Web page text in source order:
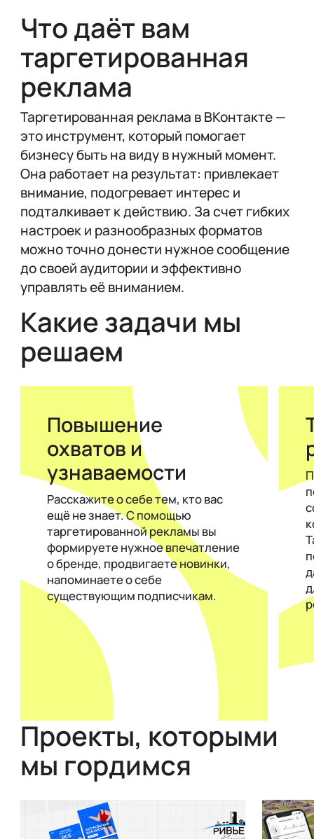
Что даёт вам
таргетированная
реклама
Таргетированная реклама в ВКонтакте —
это инструмент, который помогает
бизнесу быть на виду в нужный момент.
Она работает на результат: привлекает
внимание, подогревает интерес и
подталкивает к действию. За счет гибких
настроек и разнообразных форматов
можно точно донести нужное сообщение
до своей аудитории и эффективно
управлять её вниманием.
Какие задачи мы
решаем
Повышение
охватов и
узнаваемости
Расскажите о себе тем, кто вас
ещё не знает. С помощью
таргетированной рекламы вы
формируете нужное впечатление
о бренде, продвигаете новинки,
напоминаете о себе
существующим подписчикам.
Проекты, которыми
мы гордимся